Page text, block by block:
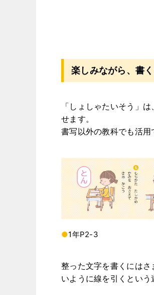
楽しみながら、書
「しょしゃたいそう」
せます。
書写以外の教科でも活用
●1年P2-3
整った文字を書くには
いように線を引くとい